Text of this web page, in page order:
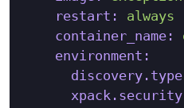
restart:
always
container_name:
environment: